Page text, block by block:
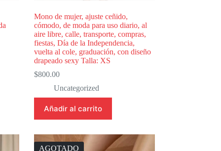
Mono de mujer, ajuste ceñido,
cómodo, de moda para uso diario, al
aire libre, calle, transporte, compras,
fiestas, Día de la Independencia,
vuelta al cole, graduación, con diseño
drapeado sexy Talla: XS
$800.00
Uncategorized
Añadir al carrito
AGOTADO